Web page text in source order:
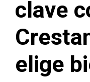
clave
elige